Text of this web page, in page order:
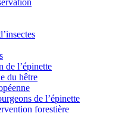
de l’épinette
du hêtre
de l’épinette
forestière